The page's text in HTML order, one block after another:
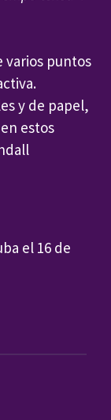
varios puntos
y de papel,
estos
el 16 de